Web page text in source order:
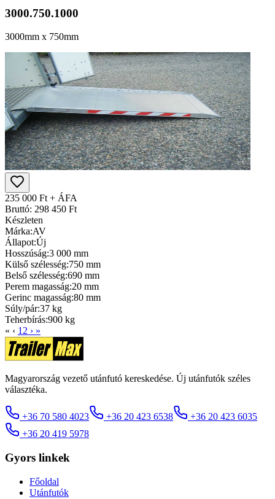
3000.750.1000
3000mm x 750mm
235 000 Ft + ÁFA
Bruttó: 298 450 Ft
Készleten
Márka:AV
Állapot:Új
Hosszúság:3 000 mm
Külső szélesség:750 mm
Belső szélesség:690 mm
Perem magasság:20 mm
Gerinc magasság:80 mm
Súly/pár:37 kg
Teherbírás:900 kg
« ‹ 1 2 › »
Magyarország vezető utánfutó kereskedése. Új utánfutók széles
választéka.
+36 70 580 4023 +36 20 423 6538
+36 20 423 6035
+36 20 419 5978
Gyors linkek
Főoldal
Utánfutók